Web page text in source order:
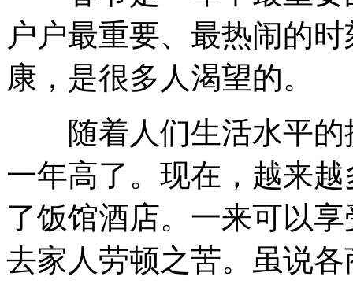
户户最重要、最热闹的
康，是很多人渴望的。
随着人们生活水平的
一年高了。现在，越来
了饭馆酒店。一来可以
去家人劳顿之苦。虽说